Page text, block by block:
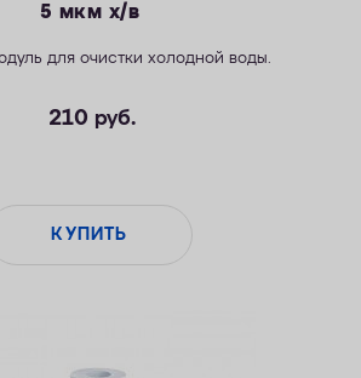
5 мкм х/в
для очистки холодной воды.
210 руб.
КУПИТЬ